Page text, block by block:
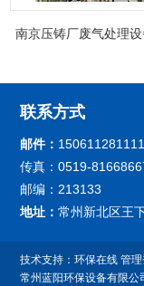
南京压铸厂废气处理
联系方式
邮件：
传真：0519-
邮编：213133
地址：常州新北区王
技术支持：环保在线 管
常州蓝阳环保设备有限公